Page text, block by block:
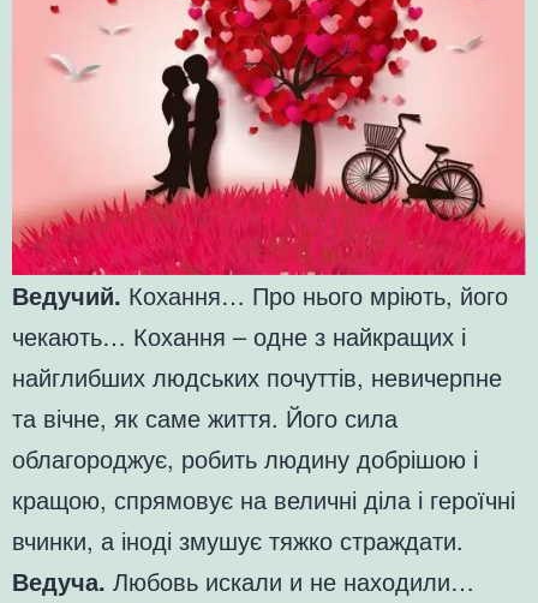
Ведучий. Кохання… Про нього мріють, його
чекають… Кохання – одне з найкращих і
найглибших людських почуттів, невичерпне
та вічне, як саме життя. Його сила
облагороджує, робить людину добрішою і
кращою, спрямовує на величні діла і героїчні
вчинки, а іноді змушує тяжко страждати.
Ведуча. Любовь искали и не находили…